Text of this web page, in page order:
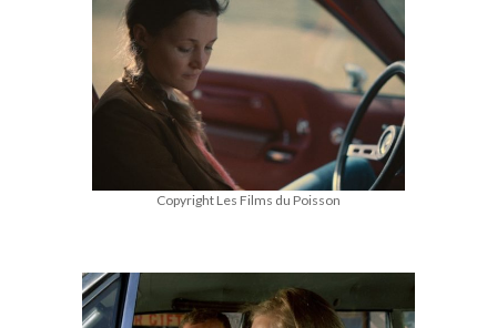
Copyright Les Films du Poisson